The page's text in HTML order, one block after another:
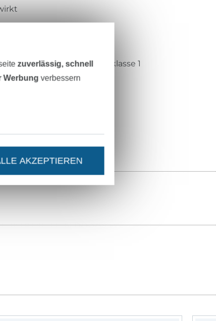
Tex-Standard 100 Produktklasse 1
HTTI
zuverlässig, schnell
Werbung verbessern
AKZEPTIEREN